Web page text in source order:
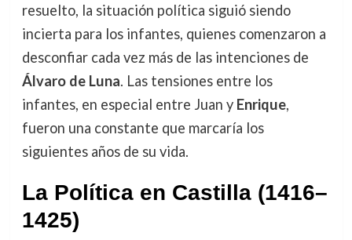
resuelto, la situación política siguió siendo
incierta para los infantes, quienes comenzaron a
desconfiar cada vez más de las intenciones de
Álvaro de Luna. Las tensiones entre los
infantes, en especial entre Juan y Enrique,
fueron una constante que marcaría los
siguientes años de su vida.
La Política en Castilla (1416–
1425)